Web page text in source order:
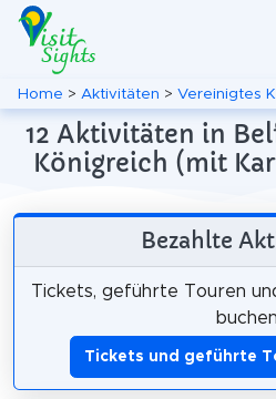
Home > Aktivitäten > Vereinigtes
12 Aktivitäten in
Königreich (mit
Bezahlte
Tickets, geführte Touren
Tickets und geführte